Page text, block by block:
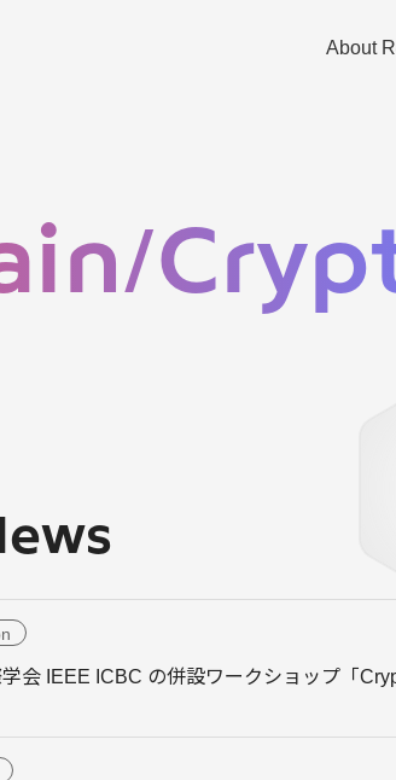
About
会 IEEE ICBC の併設ワークショップ「